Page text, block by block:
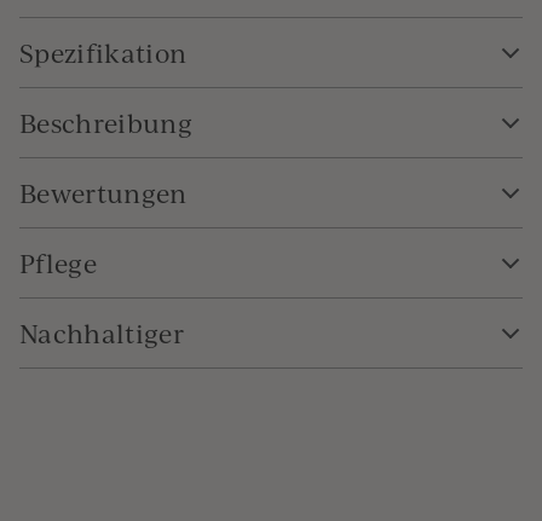
Spezifikation
Beschreibung
Bewertungen
Pflege
Nachhaltiger